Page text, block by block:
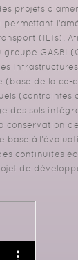
projets
(ILTs).
GASBI
de la co-
(contraintes
sols
conservation
base à
continuités
de